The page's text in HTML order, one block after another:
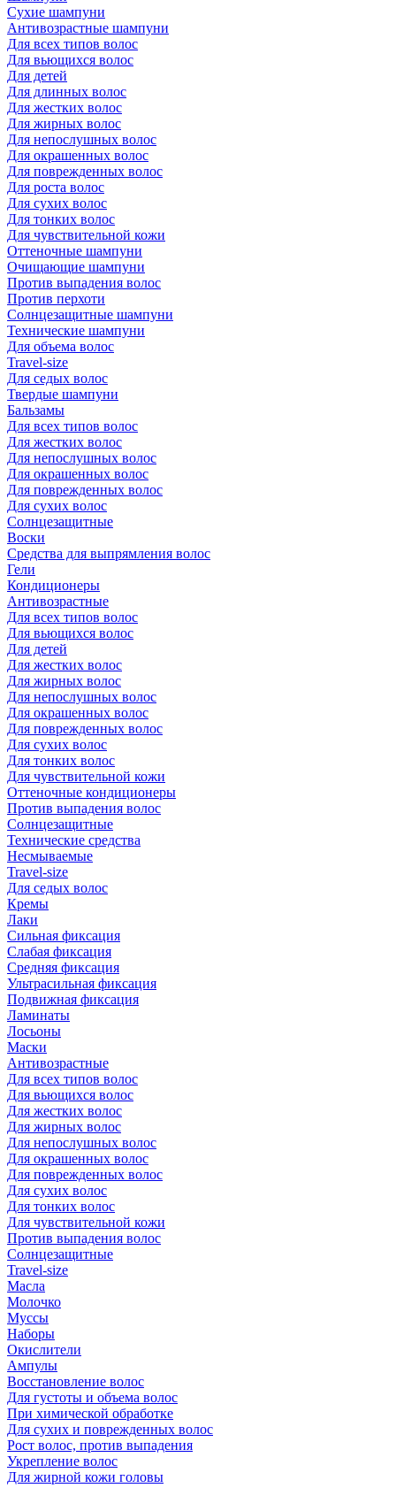
Сухие шампуни
Антивозрастные шампуни
Для всех типов волос
Для вьющихся волос
Для детей
Для длинных волос
Для жестких волос
Для жирных волос
Для непослушных волос
Для окрашенных волос
Для поврежденных волос
Для роста волос
Для сухих волос
Для тонких волос
Для чувствительной кожи
Оттеночные шампуни
Очищающие шампуни
Против выпадения волос
Против перхоти
Солнцезащитные шампуни
Технические шампуни
Для объема волос
Travel-size
Для седых волос
Твердые шампуни
Бальзамы
Для всех типов волос
Для жестких волос
Для непослушных волос
Для окрашенных волос
Для поврежденных волос
Для сухих волос
Солнцезащитные
Воски
Средства для выпрямления волос
Гели
Кондиционеры
Антивозрастные
Для всех типов волос
Для вьющихся волос
Для детей
Для жестких волос
Для жирных волос
Для непослушных волос
Для окрашенных волос
Для поврежденных волос
Для сухих волос
Для тонких волос
Для чувствительной кожи
Оттеночные кондиционеры
Против выпадения волос
Солнцезащитные
Технические средства
Несмываемые
Travel-size
Для седых волос
Кремы
Лаки
Сильная фиксация
Слабая фиксация
Средняя фиксация
Ультрасильная фиксация
Подвижная фиксация
Ламинаты
Лосьоны
Маски
Антивозрастные
Для всех типов волос
Для вьющихся волос
Для жестких волос
Для жирных волос
Для непослушных волос
Для окрашенных волос
Для поврежденных волос
Для сухих волос
Для тонких волос
Для чувствительной кожи
Против выпадения волос
Солнцезащитные
Travel-size
Масла
Молочко
Муссы
Наборы
Окислители
Ампулы
Восстановление волос
Для густоты и объема волос
При химической обработке
Для сухих и поврежденных волос
Рост волос, против выпадения
Укрепление волос
Для жирной кожи головы